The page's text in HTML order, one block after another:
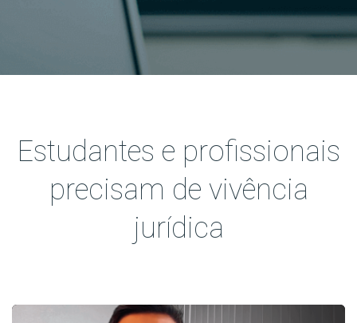
Estudantes e profissionais
precisam de vivência
jurídica